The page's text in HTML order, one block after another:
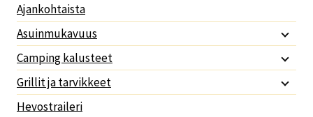
Ajankohtaista
Asuinmukavuus
Camping kalusteet
Grillit ja tarvikkeet
Hevostraileri